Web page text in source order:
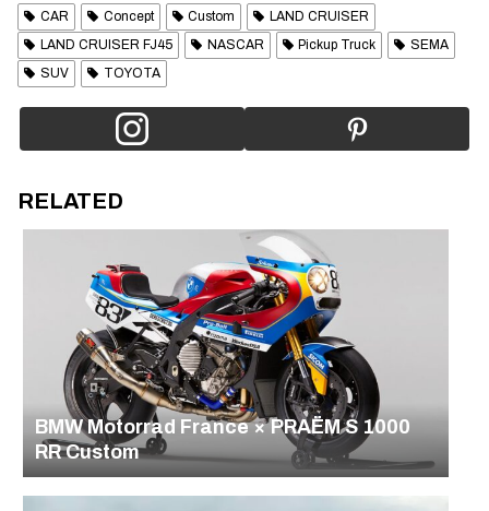
CAR Concept Custom
LAND CRUISER
LAND CRUISER FJ45
NASCAR Pickup Truck
SEMA
SUV
TOYOTA
RELATED
BMW Motorrad France × PRAËM S 1000
RR Custom